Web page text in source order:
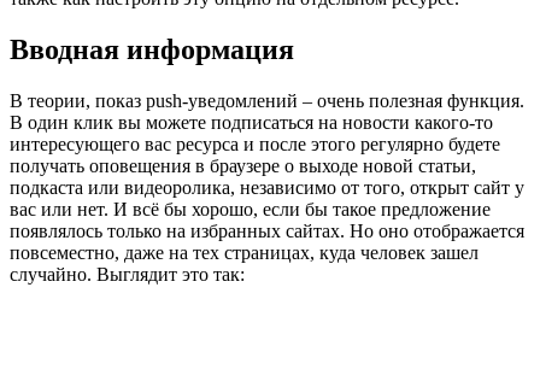
Вводная информация
В теории, показ push-уведомлений – очень полезная функция.
В один клик вы можете подписаться на новости какого-то
интересующего вас ресурса и после этого регулярно будете
получать оповещения в браузере о выходе новой статьи,
подкаста или видеоролика, независимо от того, открыт сайт у
вас или нет. И всё бы хорошо, если бы такое предложение
появлялось только на избранных сайтах. Но оно отображается
повсеместно, даже на тех страницах, куда человек зашел
случайно. Выглядит это так: